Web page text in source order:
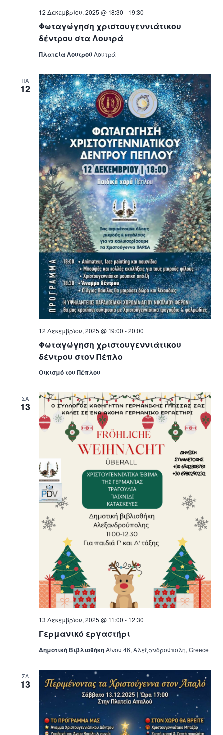
Φωταγώγηση χριστουγεννιάτικου
δέντρου στα Λουτρά
12 Δεκεμβρίου, 2025 @ 18:30 - 19:30
Πλατεία ΛουτρούΛουτρά
ΠΑ
12
Φωταγώγηση χριστουγεννιάτικου
δέντρου στον Πέπλο
12 Δεκεμβρίου, 2025 @ 19:00 -20:00
Οικισμό του Πέπλου
ΣΑ
13
Γερμανικό εργαστήρι
13 Δεκεμβρίου, 2025 @ 11:00 - 12:30
Δημοτική ΒιβλιοθήκηΑίνου 46, Αλεξανδρούπολη, Greece
ΣΑ
13